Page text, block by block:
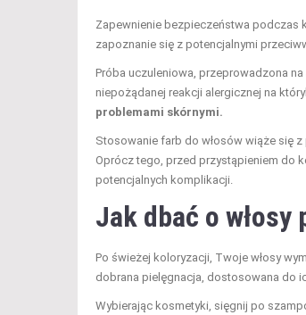
Zapewnienie bezpieczeństwa podczas
zapoznanie się z potencjalnymi
Próba uczuleniowa, przeprowadzona na
niepożądanej reakcji alergicznej na
problemami skórnymi.
Stosowanie farb do włosów wiąże się
Oprócz tego, przed przystąpieniem do
potencjalnych komplikacji.
Jak dbać o
Po świeżej koloryzacji, Twoje włosy
dobrana pielęgnacja, dostosowana do
Wybierając kosmetyki, sięgnij po